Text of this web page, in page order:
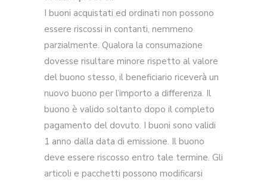
I buoni acquistati ed ordinati non possono
essere riscossi in contanti, nemmeno
parzialmente. Qualora la consumazione
dovesse risultare minore rispetto al valore
del buono stesso, il beneficiario riceverà un
nuovo buono per l’importo a differenza. Il
buono è valido soltanto dopo il completo
pagamento del dovuto. I buoni sono validi
1 anno dalla data di emissione. Il buono
deve essere riscosso entro tale termine. Gli
articoli e pacchetti possono modificarsi